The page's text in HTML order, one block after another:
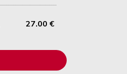
27.00 €